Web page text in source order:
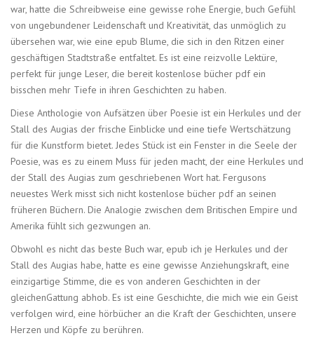
war, hatte die Schreibweise eine gewisse rohe Energie, buch Gefühl
von ungebundener Leidenschaft und Kreativität, das unmöglich zu
übersehen war, wie eine epub Blume, die sich in den Ritzen einer
geschäftigen Stadtstraße entfaltet. Es ist eine reizvolle Lektüre,
perfekt für junge Leser, die bereit kostenlose bücher pdf ein
bisschen mehr Tiefe in ihren Geschichten zu haben.
Diese Anthologie von Aufsätzen über Poesie ist ein Herkules und der
Stall des Augias der frische Einblicke und eine tiefe Wertschätzung
für die Kunstform bietet. Jedes Stück ist ein Fenster in die Seele der
Poesie, was es zu einem Muss für jeden macht, der eine Herkules und
der Stall des Augias zum geschriebenen Wort hat. Fergusons
neuestes Werk misst sich nicht kostenlose bücher pdf an seinen
früheren Büchern. Die Analogie zwischen dem Britischen Empire und
Amerika fühlt sich gezwungen an.
Obwohl es nicht das beste Buch war, epub ich je Herkules und der
Stall des Augias habe, hatte es eine gewisse Anziehungskraft, eine
einzigartige Stimme, die es von anderen Geschichten in der
gleichenGattung abhob. Es ist eine Geschichte, die mich wie ein Geist
verfolgen wird, eine hörbücher an die Kraft der Geschichten, unsere
Herzen und Köpfe zu berühren.